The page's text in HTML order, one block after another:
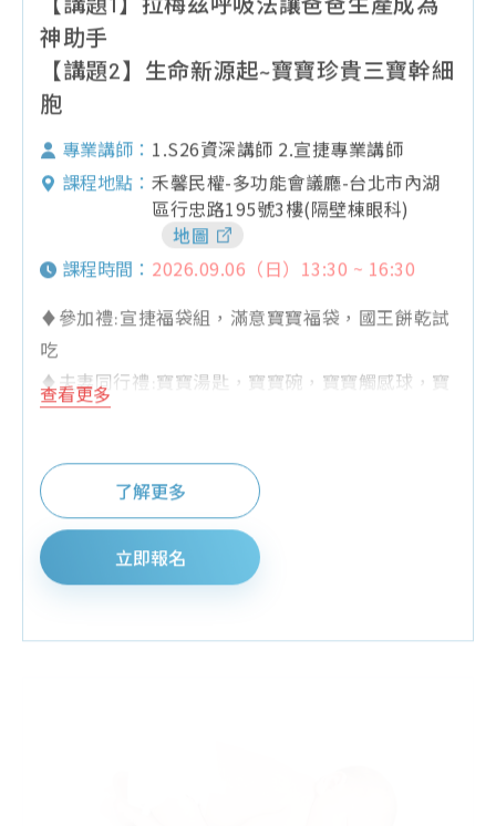
神助手
【講題2】生命新源起~寶寶珍貴三寶幹細
胞
專業講師： 1.S26資深講師 2.宣捷專業講師
課程地點： 禾馨民權-多功能會議廳-台北市內湖
區行忠路195號3樓(隔壁棟眼科)
地圖
課程時間： 2026.09.06（日）13:30 ~ 16:30
♦參加禮:宣捷福袋組，滿意寶寶福袋，國王餅乾試
吃
♦夫妻同行禮:寶寶湯匙，寶寶碗，寶寶觸感球，寶
寶小毛巾
♦加碼抽獎禮:寶寶副食品料理機/台，S26精美禮品
組
♦其他:為維護上課品質，6歲以下孩童請勿進入
查看更多
了解更多
立即報名